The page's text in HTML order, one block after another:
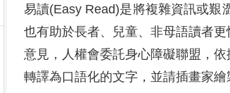
易讀(Easy Read)是將複雜資訊或艱
也有助於長者、兒童、非母語讀者
意見，人權會委託身心障礙聯盟，
轉譯為口語化的文字，並請插畫家繪